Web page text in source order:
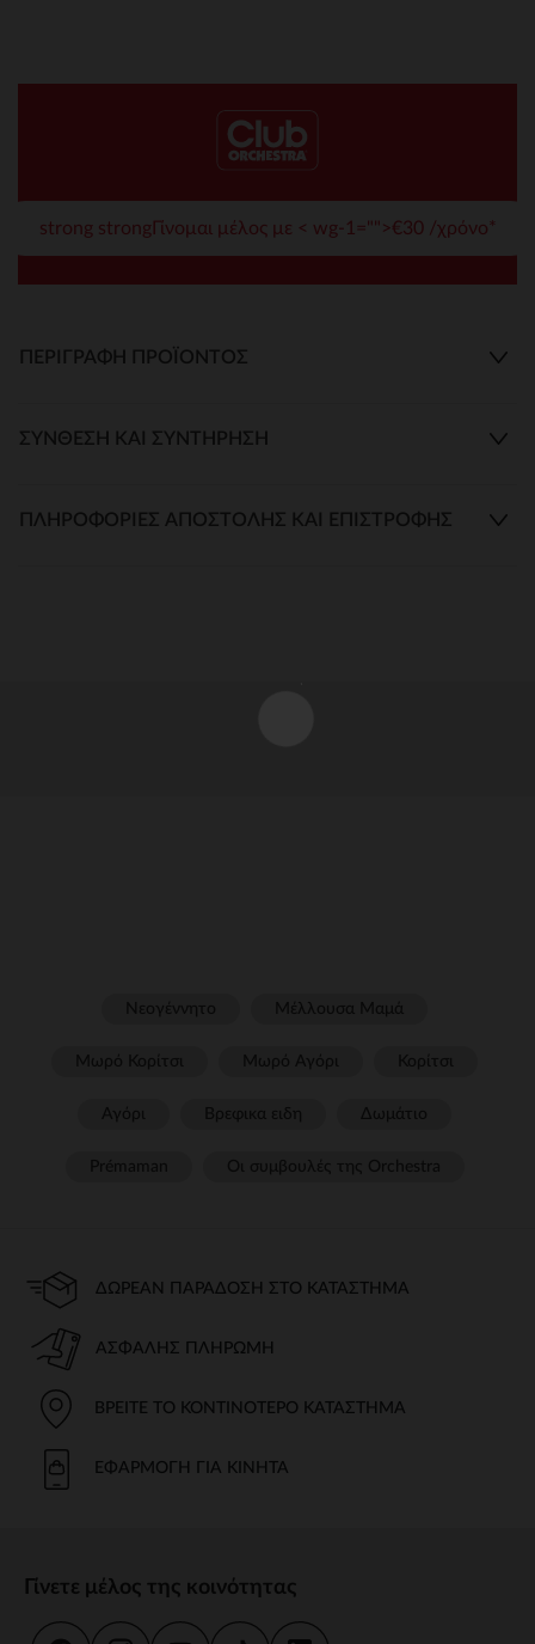
strong strongΓίνομαι μέλος με < wg-1="">€30 /χρόνο*
ΠΕΡΙΓΡΑΦΉ ΠΡΟΪΌΝΤΟΣ
ΣΎΝΘΕΣΗ ΚΑΙ ΣΥΝΤΉΡΗΣΗ
ΠΛΗΡΟΦΟΡΊΕΣ ΑΠΟΣΤΟΛΉΣ ΚΑΙ ΕΠΙΣΤΡΟΦΉΣ
ΔΩΡΕΆΝ ΠΑΡΆΔΟΣΗ ΣΤΟ ΚΑΤΆΣΤΗΜΑ
ΑΣΦΑΛΉΣ ΠΛΗΡΩΜΉ
ΒΡΕΊΤΕ ΤΟ ΚΟΝΤΙΝΌΤΕΡΟ ΚΑΤΆΣΤΗΜΑ
ΕΦΑΡΜΟΓΉ ΓΙΑ ΚΙΝΗΤΆ
Γίνετε μέλος της κοινότητας